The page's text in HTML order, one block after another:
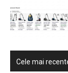
Cele mai